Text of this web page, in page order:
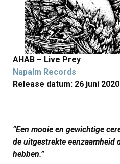
AHAB – Live Prey
Napalm Records
Release datum: 26 juni 2020
“Een mooie en gewichtige
de uitgestrekte eenzaamheid
hebben.”